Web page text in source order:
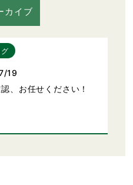
カイブ
19
、お任せください！